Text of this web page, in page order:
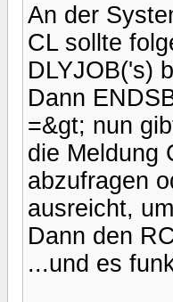
An der
CL sollte
DLYJOB('s)
Dann
=&gt; nun
die Meldung
abzufragen
ausreicht,
Dann den
...und es